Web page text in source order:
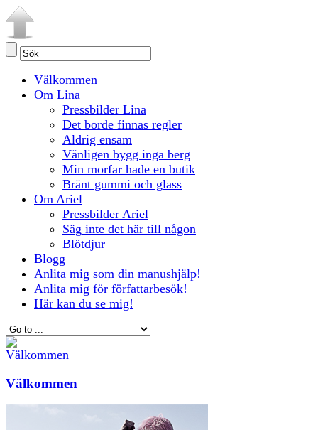
Välkommen
Om Lina
Pressbilder Lina
Det borde finnas regler
Aldrig ensam
Vänligen bygg inga berg
Min morfar hade en butik
Bränt gummi och glass
Om Ariel
Pressbilder Ariel
Säg inte det här till någon
Blötdjur
Blogg
Anlita mig som din manushjälp!
Anlita mig för författarbesök!
Här kan du se mig!
Välkommen